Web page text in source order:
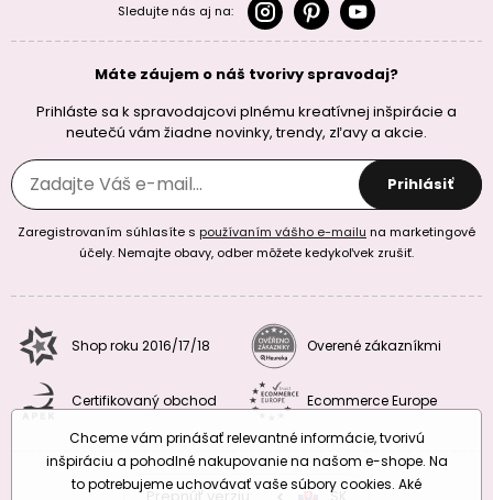
Sledujte nás aj na:
Máte záujem o náš tvorivy spravodaj?
Prihláste sa k spravodajcovi plnému kreatívnej inšpirácie a
neutečú vám žiadne novinky, trendy, zľavy a akcie.
Prihlásiť
Zaregistrovaním súhlasíte s používaním vášho e-mailu na marketingové
účely. Nemajte obavy, odber môžete kedykoľvek zrušiť.
Shop roku 2016/17/18 Overené zákazníkmi
Certifikovaný obchod Ecommerce Europe
Chceme vám prinášať relevantné informácie, tvorivú
inšpiráciu a pohodlné nakupovanie na našom e-shope. Na
to potrebujeme uchovávať vaše súbory cookies. Aké